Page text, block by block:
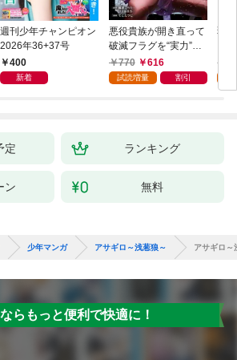
週刊少年チャンピオン
2026年36+37号
400
新着
悪役貴族が開き直って
破滅フラグを“実力”で
叩き折っていたら、い
つの間にかヒロイン達
770 616
試読増量 割引
弱
定 ランキング
ン 無料
少年マンガ アサギロ～浅葱狼～ アサギロ～
らもっと便利で快適に！